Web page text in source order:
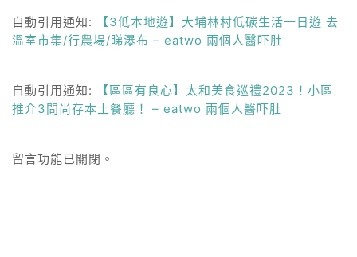
自動引用通知:
【3低本地遊】大埔林村低碳生活一日遊 去
溫室市集/行農場/睇瀑布 – eatwo 兩個人醫吓肚
自動引用通知:
【區區有良心】太和美食巡禮2023！小區
推介3間尚存本土餐廳！ – eatwo 兩個人醫吓肚
留言功能已關閉。